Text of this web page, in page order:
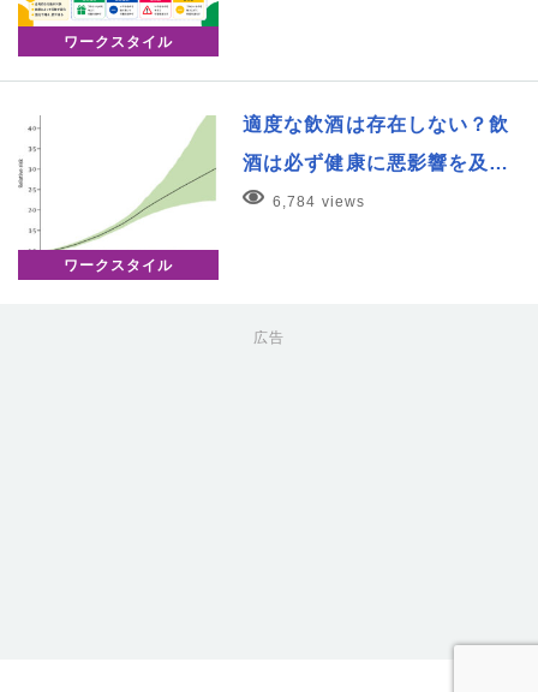
ワークスタイル
ワークスタイル
適度な飲酒は存在しない？飲
酒は必ず健康に悪影響を及…
6,784 views
広告